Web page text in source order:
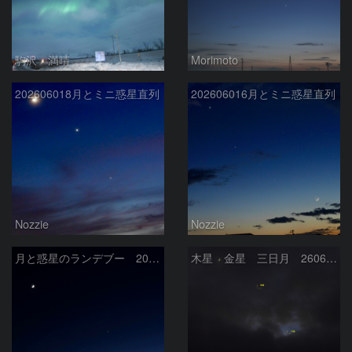
駒沢 満晴 Morimoto
202606018月とミニ惑星直列
Nozzie
202606016月とミニ惑星直列
Nozzie
月と惑星のランデブー 2026/06/19 木星 金星 三日月 260618